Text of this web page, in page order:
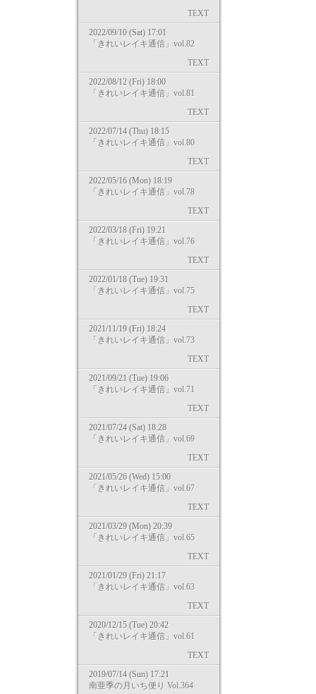
TEXT
2022/09/10 (Sat) 17:01
「きれいレイキ通信」vol.82
TEXT
2022/08/12 (Fri) 18:00
「きれいレイキ通信」vol.81
TEXT
2022/07/14 (Thu) 18:15
「きれいレイキ通信」vol.80
TEXT
2022/05/16 (Mon) 18:19
「きれいレイキ通信」vol.78
TEXT
2022/03/18 (Fri) 19:21
「きれいレイキ通信」vol.76
TEXT
2022/01/18 (Tue) 19:31
「きれいレイキ通信」vol.75
TEXT
2021/11/19 (Fri) 18:24
「きれいレイキ通信」vol.73
TEXT
2021/09/21 (Tue) 19:06
「きれいレイキ通信」vol.71
TEXT
2021/07/24 (Sat) 18:28
「きれいレイキ通信」vol.69
TEXT
2021/05/26 (Wed) 15:00
「きれいレイキ通信」vol.67
TEXT
2021/03/29 (Mon) 20:39
「きれいレイキ通信」vol.65
TEXT
2021/01/29 (Fri) 21:17
「きれいレイキ通信」vol.63
TEXT
2020/12/15 (Tue) 20:42
「きれいレイキ通信」vol.61
TEXT
2019/07/14 (Sun) 17:21
南亜季の月いち便り Vol.364